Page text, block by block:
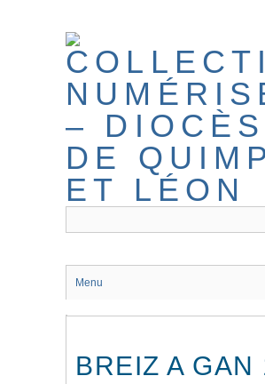
Menu
BREIZ A GAN